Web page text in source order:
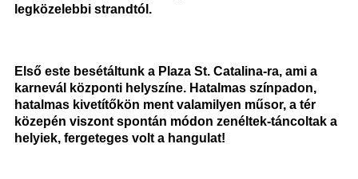
legközelebbi strandtól.
Első este besétáltunk a Plaza St. Catalina-ra, ami a
karnevál központi helyszíne. Hatalmas színpadon,
hatalmas kivetítőkön ment valamilyen műsor, a tér
közepén viszont spontán módon zenéltek-táncoltak a
helyiek, fergeteges volt a hangulat!